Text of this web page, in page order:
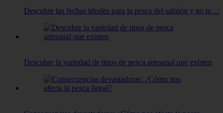
Descubre las fechas ideales para la pesca del salmón y no te…
Descubre la variedad de tipos de pesca artesanal que existen